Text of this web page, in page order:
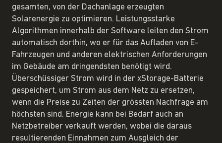
gesamten, von der Dachanlage erzeugten
Solarenergie zu optimieren. Leistungsstarke
Algorithmen innerhalb der Software leiten den Strom
automatisch dorthin, wo er für das Aufladen von E-
Fahrzeugen und anderen elektrischen Anforderungen
im Gebäude am dringendsten benötigt wird.
Überschüssiger Strom wird in der xStorage-Batterie
gespeichert, um Strom aus dem Netz zu ersetzen,
wenn die Preise zu Zeiten der grössten Nachfrage am
höchsten sind. Energie kann bei Bedarf auch an
Netzbetreiber verkauft werden, wobei die daraus
resultierenden Einnahmen zum Ausgleich der